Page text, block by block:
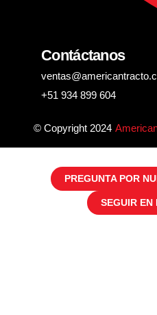
Contáctanos
+51 934 899 604
© Copyright 2024
PREGUNTA POR
SEGUIR EN